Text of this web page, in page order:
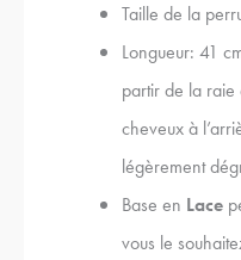
Taille de la
Longueur: 41
partir de la raie
cheveux à
légèrement
Base en Lace
vous le